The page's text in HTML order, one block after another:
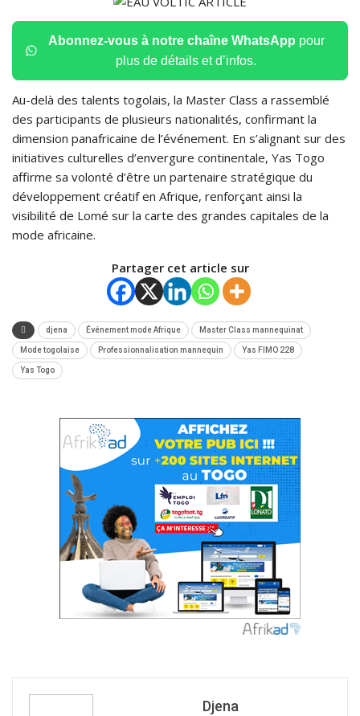
Abonnez-vous à notre chaîne WhatsApp pour
plus de détails et d’infos.
Au-delà des talents togolais, la Master Class a rassemblé
des participants de plusieurs nationalités, confirmant la
dimension panafricaine de l’événement. En s’alignant sur des
initiatives culturelles d’envergure continentale, Yas Togo
affirme sa volonté d’être un partenaire stratégique du
développement créatif en Afrique, renforçant ainsi la
visibilité de Lomé sur la carte des grandes capitales de la
mode africaine.
Partager cet article sur
djena Événement mode Afrique Master Class mannequinat
Mode togolaise Professionnalisation mannequin Yas FIMO 228
Yas Togo
Djena